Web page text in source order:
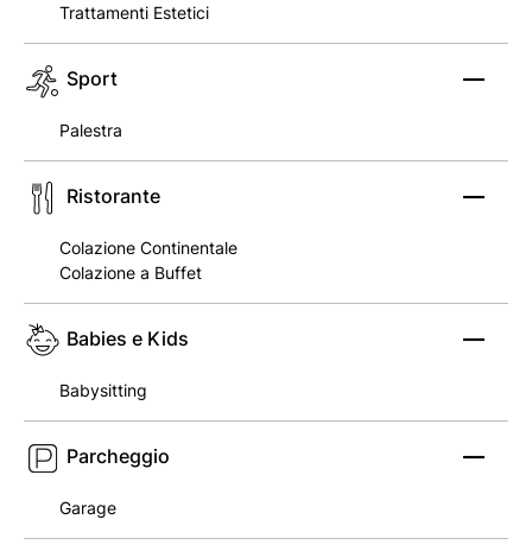
Trattamenti Estetici
Sport
Palestra
Ristorante
Colazione Continentale
Colazione a Buffet
Babies e Kids
Babysitting
Parcheggio
Garage